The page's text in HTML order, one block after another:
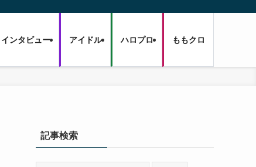
インタビュー アイドル ハロプロ ももクロ
記事検索